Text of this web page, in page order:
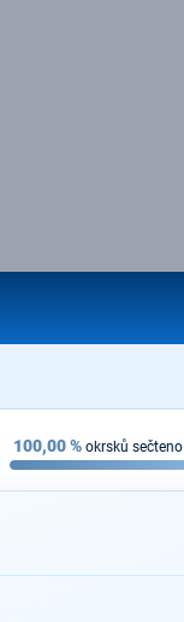
100,00% okrsků sečteno